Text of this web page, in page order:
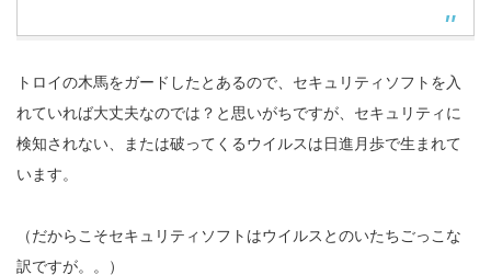
トロイの木馬をガードしたとあるので、セキュリティソフトを入
れていれば大丈夫なのでは？と思いがちですが、セキュリティに
検知されない、または破ってくるウイルスは日進月歩で生まれて
います。
（だからこそセキュリティソフトはウイルスとのいたちごっこな
訳ですが。。）